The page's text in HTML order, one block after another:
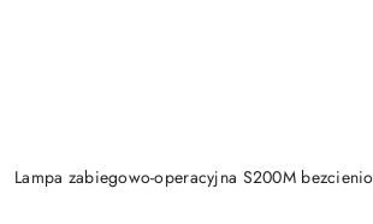
Lampa zabiegowo-operacyjna S200M